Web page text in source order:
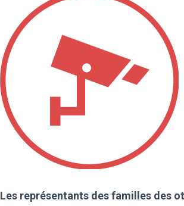
Les représentants des familles des